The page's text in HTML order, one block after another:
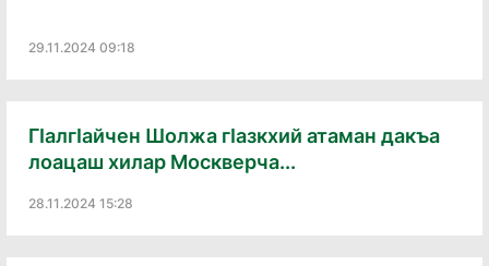
29.11.2024 09:18
ГӀалгӀайчен Шолжа гӀазкхий атаман дакъа
лоацаш хилар Москверча...
28.11.2024 15:28